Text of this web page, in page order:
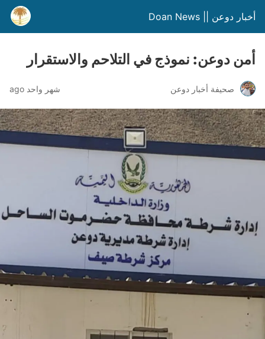
أخبار دوعن || Doan News
أمن دوعن: نموذج في التلاحم والاستقرار
صحيفة أخبار دوعن شهر واحد ago